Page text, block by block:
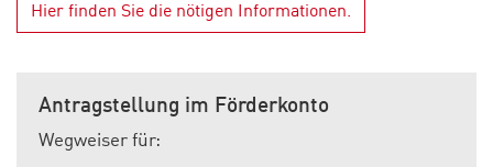
Hier finden Sie die nötigen Informationen.
Antragstellung im Förderkonto
Wegweiser für: